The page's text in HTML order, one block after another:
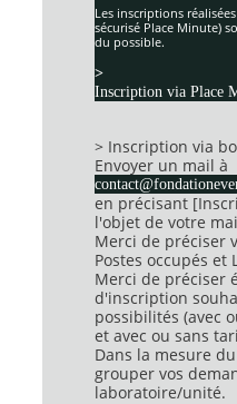
Les inscriptions
sécurisé Place Minute)
du possible.
>
Inscription via Place
> Inscription via
Envoyer un mail à
en précisant
l'objet de votre
Merci de préciser
Postes occupés et
Merci de préciser
d'inscription
possibilités (avec
et avec ou sans
Dans la mesure
grouper vos
laboratoire/unité.